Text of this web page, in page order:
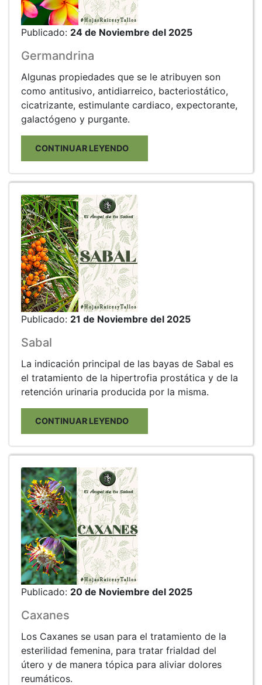
Publicado: 24 de Noviembre del 2025
Germandrina
Algunas propiedades que se le atribuyen son
como antitusivo, antidiarreico, bacteriostático,
cicatrizante, estimulante cardiaco, expectorante,
galactógeno y purgante.
CONTINUAR LEYENDO
Publicado: 21 de Noviembre del 2025
Sabal
La indicación principal de las bayas de Sabal es
el tratamiento de la hipertrofia prostática y de la
retención urinaria producida por la misma.
CONTINUAR LEYENDO
Publicado: 20 de Noviembre del 2025
Caxanes
Los Caxanes se usan para el tratamiento de la
esterilidad femenina, para tratar frialdad del
útero y de manera tópica para aliviar dolores
reumáticos.